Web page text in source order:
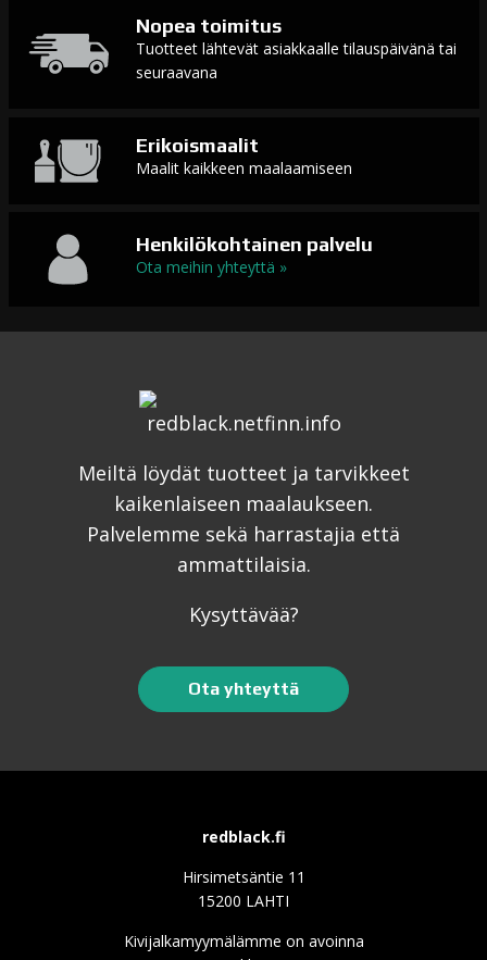
Nopea toimitus
Tuotteet lähtevät asiakkaalle tilauspäivänä tai
seuraavana
Erikoismaalit
Maalit kaikkeen maalaamiseen
Henkilökohtainen palvelu
Ota meihin yhteyttä »
Meiltä löydät tuotteet ja tarvikkeet
kaikenlaiseen maalaukseen.
Palvelemme sekä harrastajia että
ammattilaisia.
Kysyttävää?
Ota yhteyttä
redblack.fi
Hirsimetsäntie 11
15200 LAHTI
Kivijalkamyymälämme on avoinna